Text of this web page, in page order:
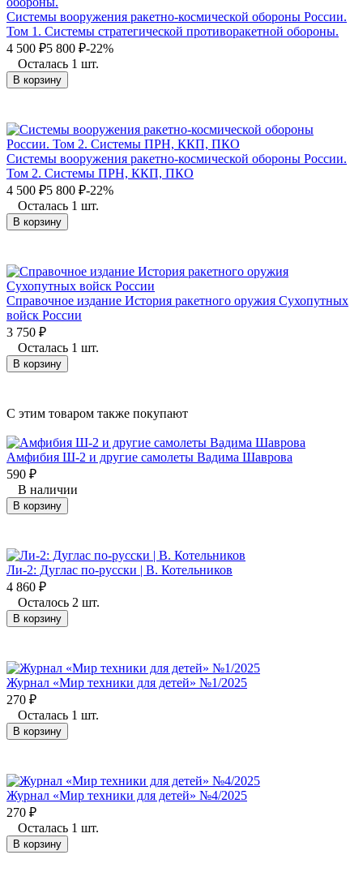
Системы вооружения ракетно-космической обороны России.
Том 1. Системы стратегической противоракетной обороны.
4 500 ₽5 800 ₽-22%
Осталась 1 шт.
В корзину
Системы вооружения ракетно-космической обороны России.
Том 2. Системы ПРН, ККП, ПКО
4 500 ₽5 800 ₽-22%
Осталась 1 шт.
В корзину
Справочное издание История ракетного оружия Сухопутных
войск России
3 750 ₽
Осталась 1 шт.
В корзину
C этим товаром также покупают
Амфибия Ш-2 и другие самолеты Вадима Шаврова
590 ₽
В наличии
В корзину
Ли-2: Дуглас по-русски | В. Котельников
4 860 ₽
Осталось 2 шт.
В корзину
Журнал «Мир техники для детей» №1/2025
270 ₽
Осталась 1 шт.
В корзину
Журнал «Мир техники для детей» №4/2025
270 ₽
Осталась 1 шт.
В корзину